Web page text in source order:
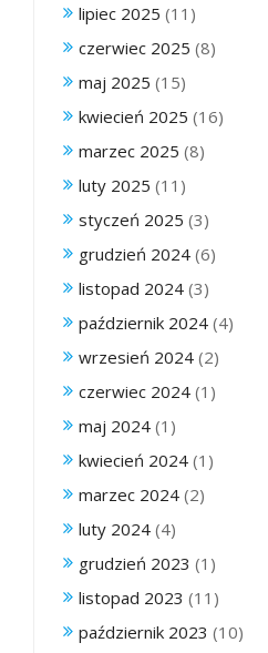
lipiec 2025 (11)
czerwiec 2025 (8)
maj 2025 (15)
kwiecień 2025 (16)
marzec 2025 (8)
luty 2025 (11)
styczeń 2025 (3)
grudzień 2024 (6)
listopad 2024 (3)
październik 2024 (4)
wrzesień 2024 (2)
czerwiec 2024 (1)
maj 2024 (1)
kwiecień 2024 (1)
marzec 2024 (2)
luty 2024 (4)
grudzień 2023 (1)
listopad 2023 (11)
październik 2023 (10)